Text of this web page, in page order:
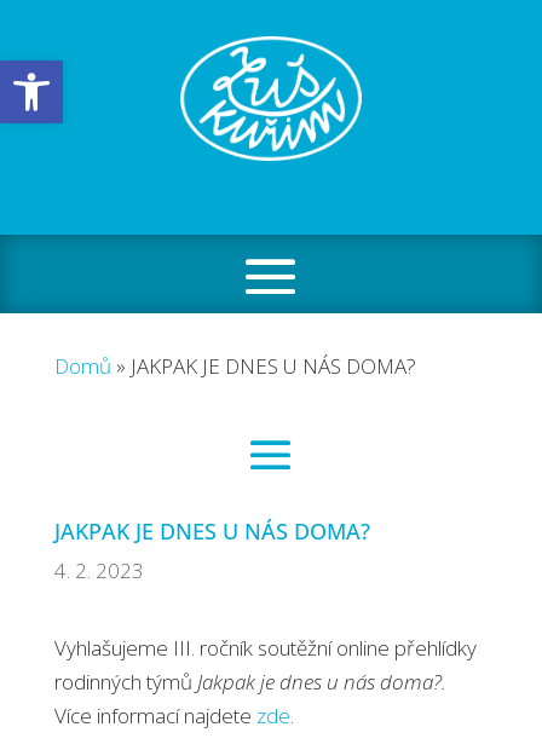
Open toolbar
Domů » JAKPAK JE DNES U NÁS DOMA?
JAKPAK JE DNES U NÁS DOMA?
4. 2. 2023
Vyhlašujeme III. ročník soutěžní online přehlídky
rodinných týmů Jakpak je dnes u nás doma?.
Více informací najdete zde.